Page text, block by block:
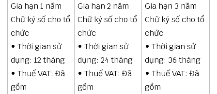
Gia hạn 1 năm
Chữ ký số cho tổ
chức
• Thời gian sử
dụng: 12 tháng
• Thuế VAT: Đã
gồm
Gia hạn 2 năm
Chữ ký số cho tổ
chức
• Thời gian sử
dụng: 24 tháng
• Thuế VAT: Đã
gồm
Gia hạn 3 năm
Chữ ký số cho tổ
chức
• Thời gian sử
dụng: 36 tháng
• Thuế VAT: Đã
gồm